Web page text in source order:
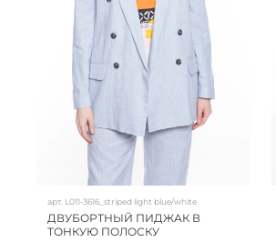
арт. L011-3616_striped light blue/white
ДВУБОРТНЫЙ ПИДЖАК В
ТОНКУЮ ПОЛОСКУ